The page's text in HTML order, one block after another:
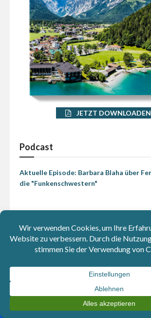
JETZT
Podcast
Aktuelle Episode: Barbara Blaha über
die "Funkenschwestern"